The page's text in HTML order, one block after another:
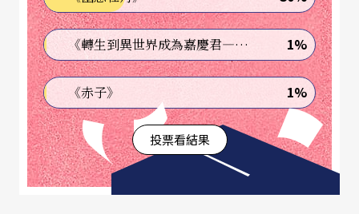
《轉生到異世界成為嘉慶君—發現我的祖先是詐騙集團!?》 1%
《赤子》 1%
投票看結果